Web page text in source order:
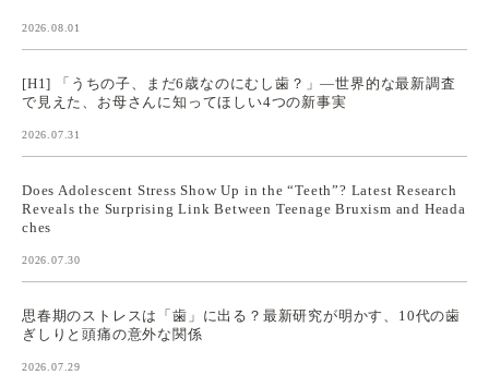
2026.08.01
[H1] 「うちの子、まだ6歳なのにむし歯？」—世界的な最新調査
で見えた、お母さんに知ってほしい4つの新事実
2026.07.31
Does Adolescent Stress Show Up in the “Teeth”? Latest Research
Reveals the Surprising Link Between Teenage Bruxism and Heada
ches
2026.07.30
思春期のストレスは「歯」に出る？最新研究が明かす、10代の歯
ぎしりと頭痛の意外な関係
2026.07.29